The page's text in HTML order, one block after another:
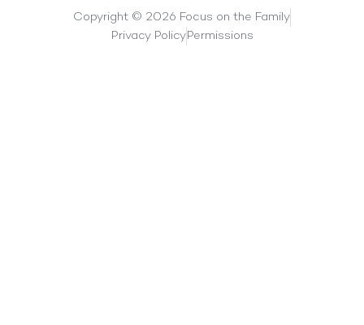
Copyright © 2026 Focus on the Family
Privacy PolicyPermissions